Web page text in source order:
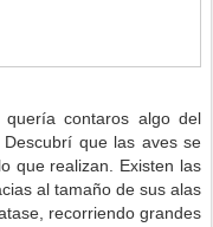
contaros algo del
que las aves se
que realizan. Existen las
al tamaño de sus alas
recorriendo grandes